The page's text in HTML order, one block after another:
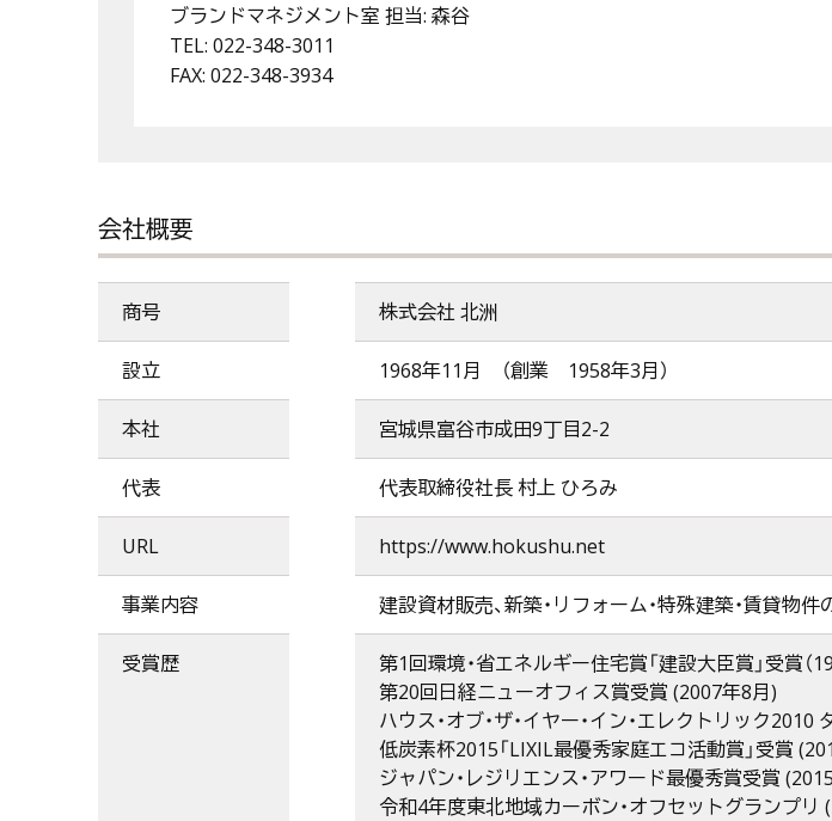
ブランドマネジメント室 担当: 森谷
TEL: 022-348-3011
FAX: 022-348-3934
会社概要
商号 株式会社 北洲
設立 1968年11月 （創業 1958年3月）
本社 宮城県富谷市成田9丁目2-2
代表 代表取締役社長 村上 ひろみ
URL https://www.hokushu.net
事業内容 建設資材販売、新築・リフォーム・特殊建築・賃貸物
受賞歴
第1回環境・省エネルギー住宅賞「建設大臣賞」受賞（
第20回日経ニューオフィス賞受賞 (2007年8月)
ハウス・オブ・ザ・イヤー・イン・エレクトリック
低炭素杯2015「LIXIL最優秀家庭エコ活動賞」受賞
ジャパン・レジリエンス・アワード最優秀賞受賞
令和4年度東北地域カーボン・オフセットグランプリ